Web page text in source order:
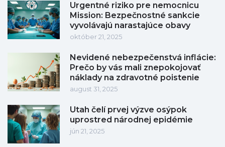
Urgentné riziko pre nemocnicu
Mission: Bezpečnostné sankcie
vyvolávajú narastajúce obavy
október 21, 2025
Nevidené nebezpečenstvá inflácie:
Prečo by vás mali znepokojovať
náklady na zdravotné poistenie
august 31, 2025
Utah čelí prvej výzve osýpok
uprostred národnej epidémie
jún 21, 2025